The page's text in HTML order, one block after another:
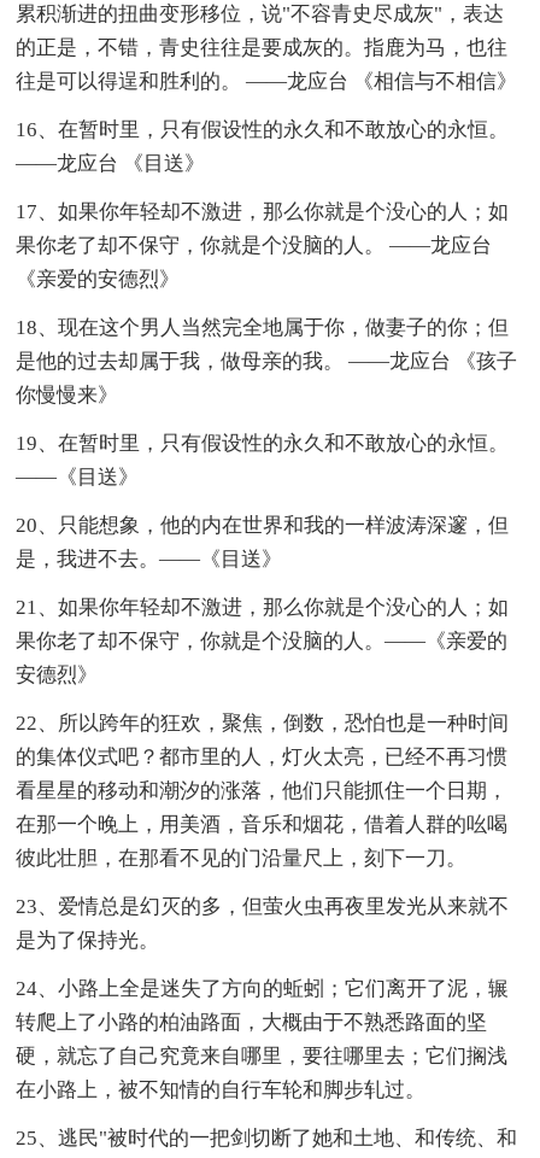
累积渐进的扭曲变形移位，说"不容青史尽成灰"，表达
的正是，不错，青史往往是要成灰的。指鹿为马，也往
往是可以得逞和胜利的。 ——龙应台 《相信与不相信》
16、在暂时里，只有假设性的永久和不敢放心的永恒。
——龙应台 《目送》
17、如果你年轻却不激进，那么你就是个没心的人；如
果你老了却不保守，你就是个没脑的人。 ——龙应台
《亲爱的安德烈》
18、现在这个男人当然完全地属于你，做妻子的你；但
是他的过去却属于我，做母亲的我。 ——龙应台 《孩子
你慢慢来》
19、在暂时里，只有假设性的永久和不敢放心的永恒。
——《目送》
20、只能想象，他的内在世界和我的一样波涛深邃，但
是，我进不去。——《目送》
21、如果你年轻却不激进，那么你就是个没心的人；如
果你老了却不保守，你就是个没脑的人。——《亲爱的
安德烈》
22、所以跨年的狂欢，聚焦，倒数，恐怕也是一种时间
的集体仪式吧？都市里的人，灯火太亮，已经不再习惯
看星星的移动和潮汐的涨落，他们只能抓住一个日期，
在那一个晚上，用美酒，音乐和烟花，借着人群的吆喝
彼此壮胆，在那看不见的门沿量尺上，刻下一刀。
23、爱情总是幻灭的多，但萤火虫再夜里发光从来就不
是为了保持光。
24、小路上全是迷失了方向的蚯蚓；它们离开了泥，辗
转爬上了小路的柏油路面，大概由于不熟悉路面的坚
硬，就忘了自己究竟来自哪里，要往哪里去；它们搁浅
在小路上，被不知情的自行车轮和脚步轧过。
25、逃民"被时代的一把剑切断了她和土地、和传统、和